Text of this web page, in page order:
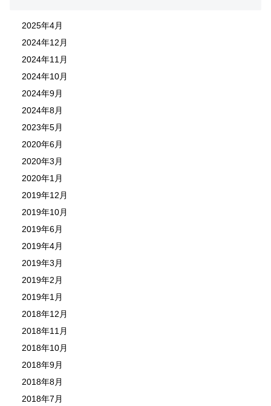
2025年4月
2024年12月
2024年11月
2024年10月
2024年9月
2024年8月
2023年5月
2020年6月
2020年3月
2020年1月
2019年12月
2019年10月
2019年6月
2019年4月
2019年3月
2019年2月
2019年1月
2018年12月
2018年11月
2018年10月
2018年9月
2018年8月
2018年7月